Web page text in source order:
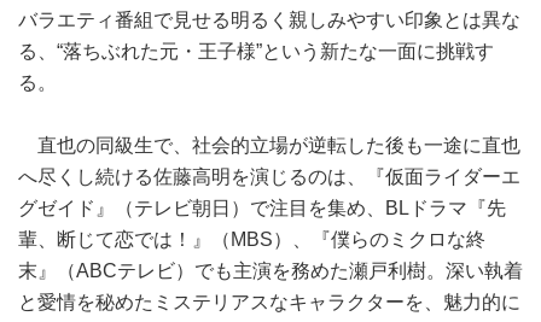
バラエティ番組で見せる明るく親しみやすい印象とは異な
る、“落ちぶれた元・王子様”という新たな一面に挑戦す
る。
直也の同級生で、社会的立場が逆転した後も一途に直也
へ尽くし続ける佐藤高明を演じるのは、『仮面ライダーエ
グゼイド』（テレビ朝日）で注目を集め、BLドラマ『先
輩、断じて恋では！』（MBS）、『僕らのミクロな終
末』（ABCテレビ）でも主演を務めた瀬戸利樹。深い執着
と愛情を秘めたミステリアスなキャラクターを、魅力的に